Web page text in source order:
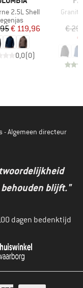
2.5L Shell
Prijs
Verlaagde prijs
€ 119,96
0,0(0)
Artikel
€
€
- Algemeen directeur
blijft."
dagen bedenktijd